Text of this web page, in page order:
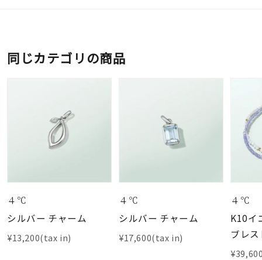
同じカテゴリの商品
４℃
シルバー チャーム
¥13,200(tax in)
４℃
シルバー チャーム
¥17,600(tax in)
４℃
K10イ
ブレ